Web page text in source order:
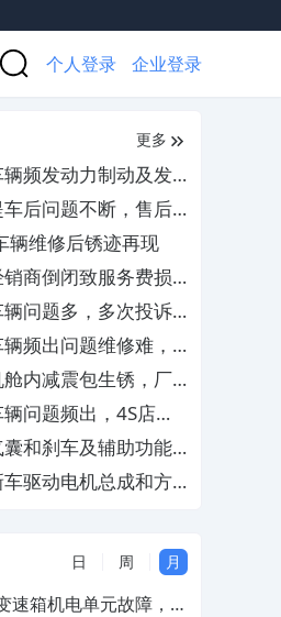
个人登录 企业登录
更多
频发动力制动及发
无法彻底解决
后问题不断，售后
辆维修后锈迹再现
商倒闭致服务费损
权益
问题多，多次投诉
频出问题维修难，
内减震包生锈，厂
问题频出，4S店拖
和刹车及辅助功能
维修
驱动电机总成和方
日 周 月
速箱机电单元故障，厂